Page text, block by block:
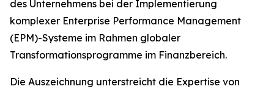
des Unternehmens bei der Implementierung
komplexer Enterprise Performance Management
(EPM)-Systeme im Rahmen globaler
Transformationsprogramme im Finanzbereich.
Die Auszeichnung unterstreicht die Expertise von